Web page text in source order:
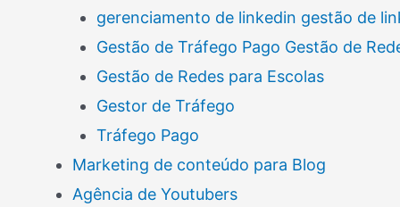
gerenciamento de linkedin gestão de
Gestão de Tráfego Pago Gestão de
Gestão de Redes para Escolas
Gestor de Tráfego
Tráfego Pago
Marketing de conteúdo para Blog
Agência de Youtubers